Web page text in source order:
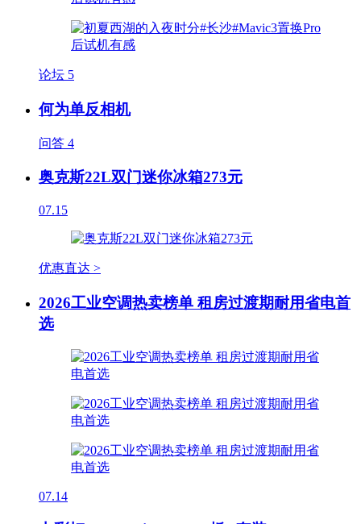
论坛 5
何为单反相机
问答 4
奥克斯22L双门迷你冰箱273元
07.15
优惠直达 >
2026工业空调热卖榜单 租房过渡期耐用省电首
选
07.14